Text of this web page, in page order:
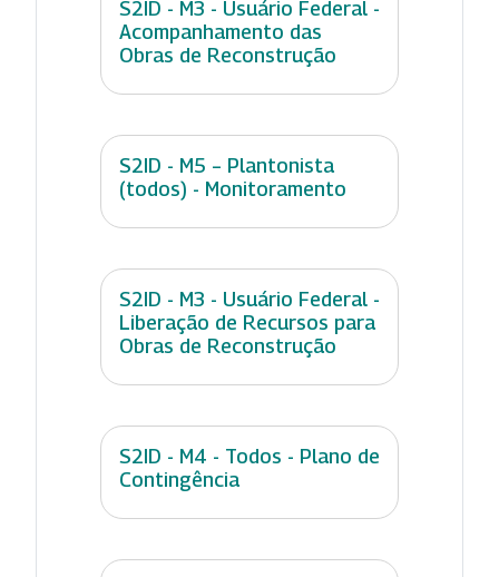
S2ID - M3 - Usuário Federal -
Acompanhamento das
Obras de Reconstrução
S2ID - M5 – Plantonista
(todos) - Monitoramento
S2ID - M3 - Usuário Federal -
Liberação de Recursos para
Obras de Reconstrução
S2ID - M4 - Todos - Plano de
Contingência